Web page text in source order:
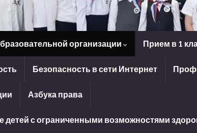
организации Прием в 1
Безопасность в сети Интернет
Азбука права
детей с ограниченными возможностями